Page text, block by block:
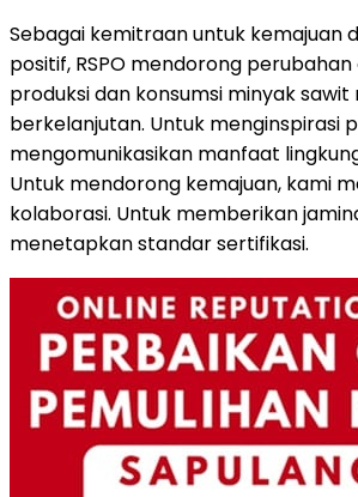
Sebagai kemitraan untuk kemajuan
positif, RSPO mendorong
produksi dan konsumsi minyak sawit
berkelanjutan. Untuk menginspirasi
mengomunikasikan manfaat
Untuk mendorong kemajuan, kami
kolaborasi. Untuk memberikan
menetapkan standar sertifikasi.